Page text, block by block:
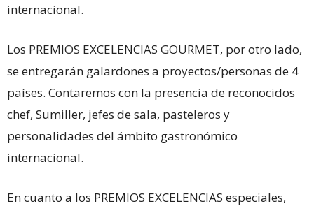
internacional.
Los PREMIOS EXCELENCIAS GOURMET, por otro lado,
se entregarán galardones a proyectos/personas de 4
países. Contaremos con la presencia de reconocidos
chef, Sumiller, jefes de sala, pasteleros y
personalidades del ámbito gastronómico
internacional.
En cuanto a los PREMIOS EXCELENCIAS especiales,